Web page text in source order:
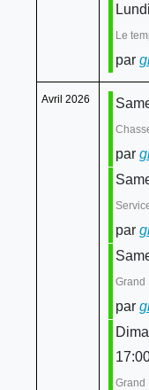
Le
par
Avril 2026
par
par
Grand
par
Grand